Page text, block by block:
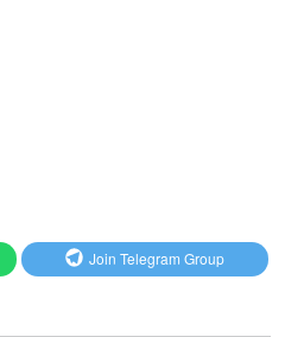
Join Telegram Group